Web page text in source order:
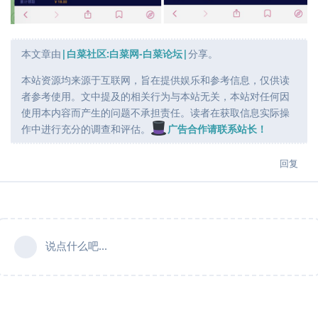
本文章由 |白菜社区:白菜网-白菜论坛|分享。
本站资源均来源于互联网，旨在提供娱乐和参考信息，仅供读
者参考使用。文中提及的相关行为与本站无关，本站对任何因
使用本内容而产生的问题不承担责任。读者在获取信息实际操
作中进行充分的调查和评估。
广告合作请联系站长！
回复
说点什么吧...